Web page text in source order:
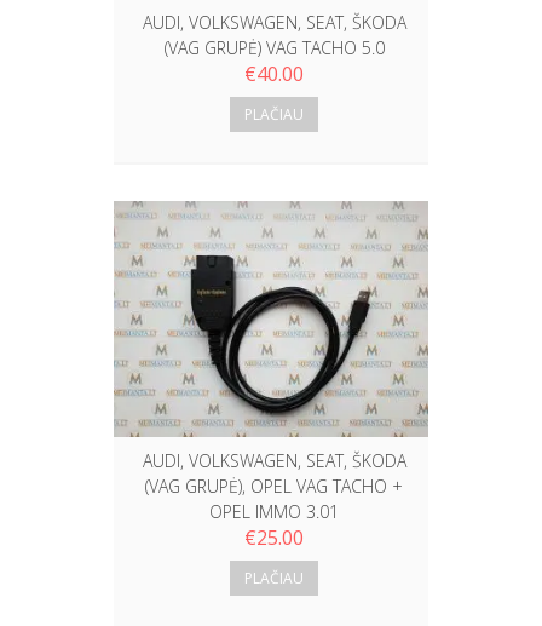
AUDI, VOLKSWAGEN, SEAT, ŠKODA
(VAG GRUPĖ) VAG TACHO 5.0
€40.00
PLAČIAU
AUDI, VOLKSWAGEN, SEAT, ŠKODA
(VAG GRUPĖ), OPEL VAG TACHO +
OPEL IMMO 3.01
€25.00
PLAČIAU